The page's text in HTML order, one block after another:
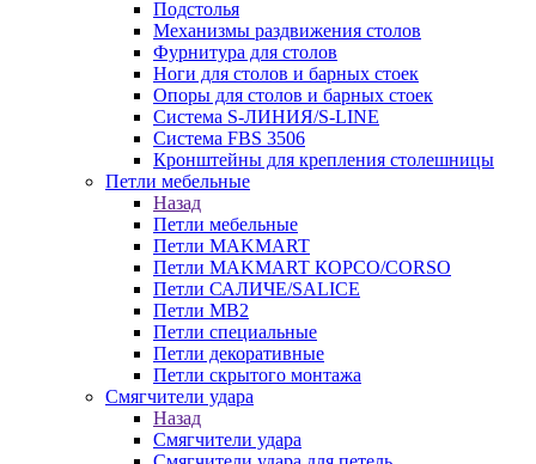
Подстолья
Механизмы раздвижения столов
Фурнитура для столов
Ноги для столов и барных стоек
Опоры для столов и барных стоек
Система S-ЛИНИЯ/S-LINE
Система FBS 3506
Кронштейны для крепления столешницы
Петли мебельные
Назад
Петли мебельные
Петли MAKMART
Петли MAKMART КОРСО/CORSO
Петли САЛИЧЕ/SALICE
Петли MB2
Петли специальные
Петли декоративные
Петли скрытого монтажа
Смягчители удара
Назад
Смягчители удара